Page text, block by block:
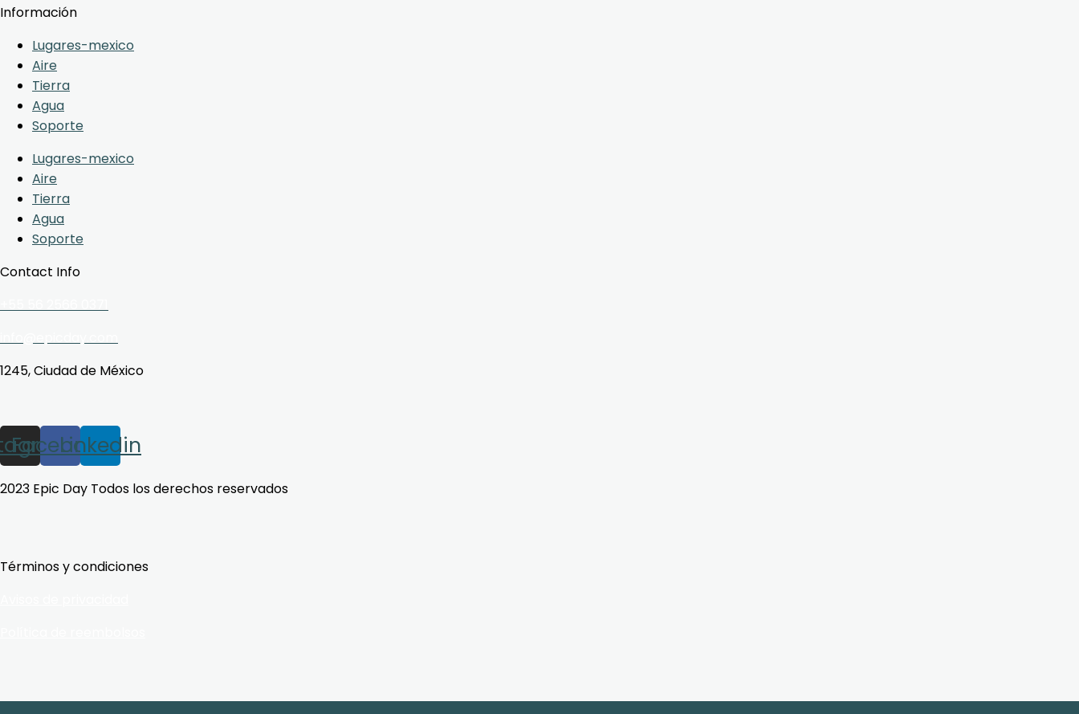
Información
Lugares-mexico
Aire
Tierra
Agua
Soporte
Lugares-mexico
Aire
Tierra
Agua
Soporte
Contact Info
1245, Ciudad de México
Facebook
Linkedin
2023 Epic Day Todos los derechos reservados
Términos y condiciones